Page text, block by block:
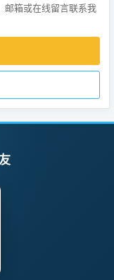
邮箱或在线留言联系我